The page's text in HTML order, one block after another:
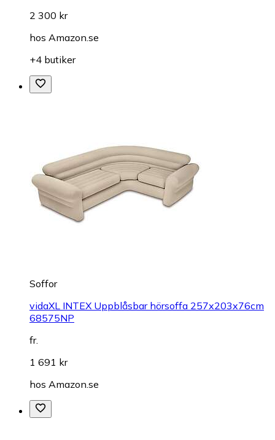
2 300 kr
hos Amazon.se
+4 butiker
Soffor
vidaXL INTEX Uppblåsbar hörsoffa 257x203x76cm
68575NP
fr.
1 691 kr
hos Amazon.se